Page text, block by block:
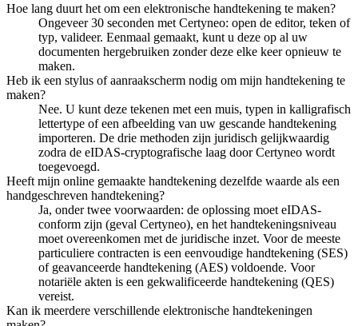
Hoe lang duurt het om een elektronische handtekening te maken?
Ongeveer 30 seconden met Certyneo: open de editor, teken of
typ, valideer. Eenmaal gemaakt, kunt u deze op al uw
documenten hergebruiken zonder deze elke keer opnieuw te
maken.
Heb ik een stylus of aanraakscherm nodig om mijn handtekening te
maken?
Nee. U kunt deze tekenen met een muis, typen in kalligrafisch
lettertype of een afbeelding van uw gescande handtekening
importeren. De drie methoden zijn juridisch gelijkwaardig
zodra de eIDAS-cryptografische laag door Certyneo wordt
toegevoegd.
Heeft mijn online gemaakte handtekening dezelfde waarde als een
handgeschreven handtekening?
Ja, onder twee voorwaarden: de oplossing moet eIDAS-
conform zijn (geval Certyneo), en het handtekeningsniveau
moet overeenkomen met de juridische inzet. Voor de meeste
particuliere contracten is een eenvoudige handtekening (SES)
of geavanceerde handtekening (AES) voldoende. Voor
notariële akten is een gekwalificeerde handtekening (QES)
vereist.
Kan ik meerdere verschillende elektronische handtekeningen